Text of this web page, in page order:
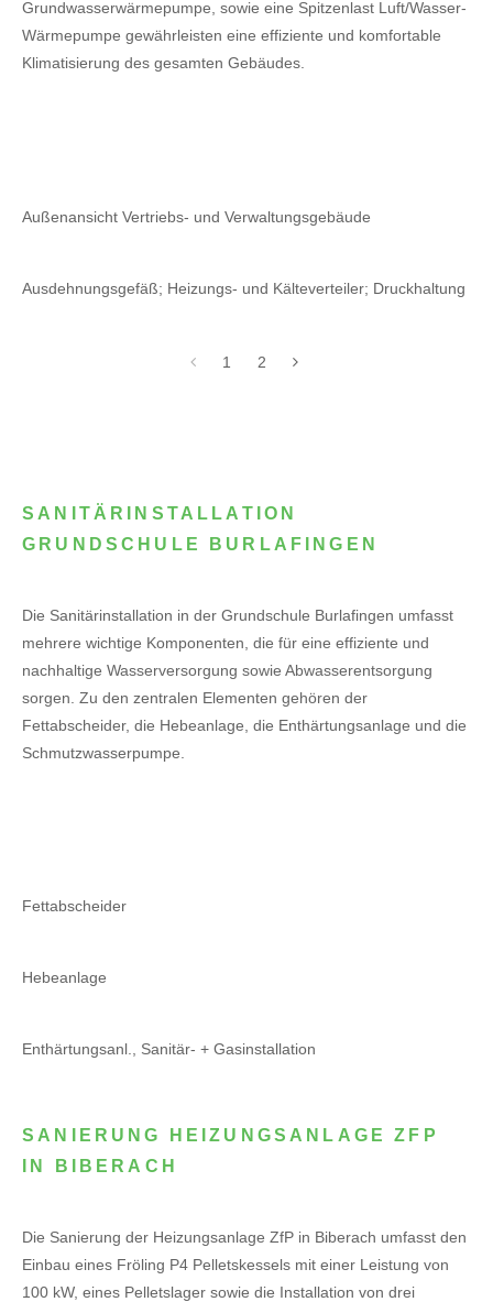
Grundwasserwärmepumpe, sowie eine Spitzenlast Luft/Wasser-
Wärmepumpe gewährleisten eine effiziente und komfortable
Klimatisierung des gesamten Gebäudes.
Außenansicht Vertriebs- und Verwaltungsgebäude
Ausdehnungsgefäß; Heizungs- und Kälteverteiler; Druckhaltung
1 2
SANITÄRINSTALLATION
GRUNDSCHULE BURLAFINGEN
Die Sanitärinstallation in der Grundschule Burlafingen umfasst
mehrere wichtige Komponenten, die für eine effiziente und
nachhaltige Wasserversorgung sowie Abwasserentsorgung
sorgen. Zu den zentralen Elementen gehören der
Fettabscheider, die Hebeanlage, die Enthärtungsanlage und die
Schmutzwasserpumpe.
Fettabscheider
Hebeanlage
Enthärtungsanl., Sanitär- + Gasinstallation
SANIERUNG HEIZUNGSANLAGE ZFP
IN BIBERACH
Die Sanierung der Heizungsanlage ZfP in Biberach umfasst den
Einbau eines Fröling P4 Pelletskessels mit einer Leistung von
100 kW, eines Pelletslager sowie die Installation von drei